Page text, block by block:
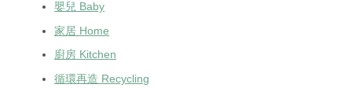
嬰兒 Baby
家居 Home
廚房 Kitchen
循環再造 Recycling